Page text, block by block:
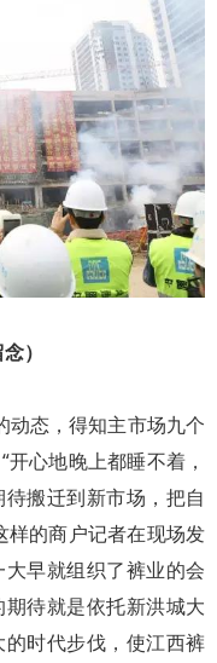
）
态，得知主市场九个
心地晚上都睡不着，
搬迁到新市场，把自
样的商户记者在现场发
早就组织了裤业的会
待就是依托新洪城大
时代步伐，使江西裤